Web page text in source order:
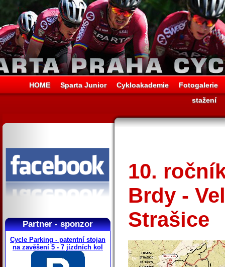
HOME Sparta Junior Cykloakademie
Fotogalerie
stažení
Partner - sponzor
Cycle Parking - patentní stojan
na zavěšení 5 - 7 jízdních kol
10.
Brdy -
Strašice